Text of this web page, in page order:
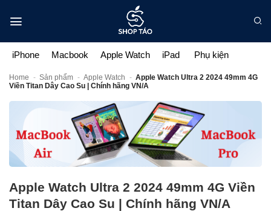
qua
iPhone Macbook Apple Watch iPad Phụ kiện
Home - Sản phẩm - Apple Watch - Apple Watch Ultra 2 2024 49mm 4G
Viền Titan Dây Cao Su | Chính hãng VN/A
Apple Watch Ultra 2 2024 49mm 4G Viền
Titan Dây Cao Su | Chính hãng VN/A